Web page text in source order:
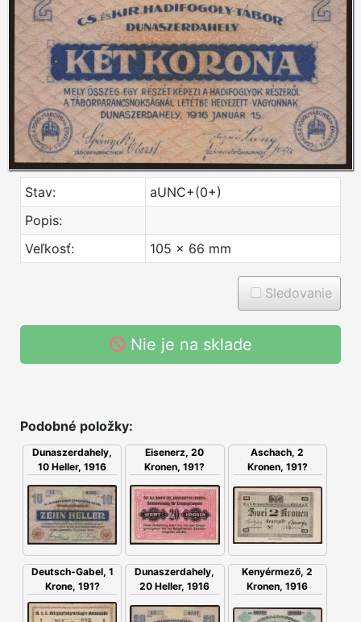
Stav:
aUNC+(0+)
Popis:
Veľkosť:
105 x 66 mm
Sledovanie
Nie je na sklade
Podobné položky:
Dunaszerdahely,
10 Heller, 1916
Eisenerz, 20
Kronen, 191?
Aschach, 2
Kronen, 191?
Deutsch-Gabel, 1
Krone, 191?
Dunaszerdahely,
20 Heller, 1916
Kenyérmező, 2
Kronen, 1916